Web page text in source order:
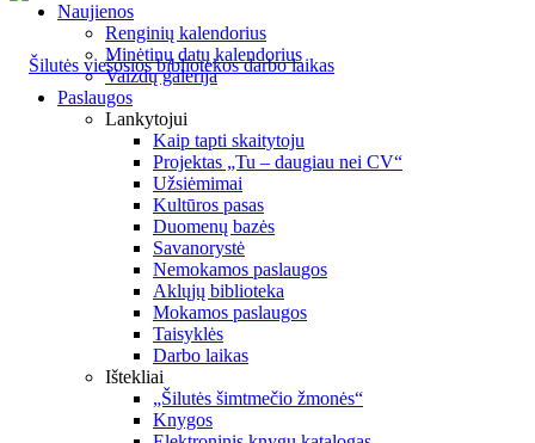
Naujienos
Renginių kalendorius
Minėtinų datų kalendorius
Vaizdų galerija
Paslaugos
Lankytojui
Kaip tapti skaitytoju
Projektas „Tu – daugiau nei CV“
Užsiėmimai
Kultūros pasas
Duomenų bazės
Savanorystė
Nemokamos paslaugos
Aklųjų biblioteka
Mokamos paslaugos
Taisyklės
Darbo laikas
Ištekliai
„Šilutės šimtmečio žmonės“
Knygos